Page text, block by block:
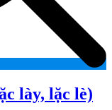
lày, lặc lè)